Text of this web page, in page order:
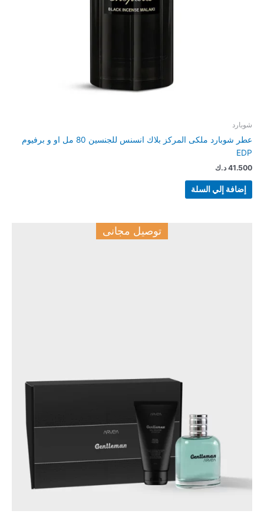
شوبارد
عطر شوبارد ملكى المركز بلاك انسنس للجنسين 80 مل او و برفيوم
EDP
41.500 د.ك
إضافة إلي السلة
توصيل مجانى